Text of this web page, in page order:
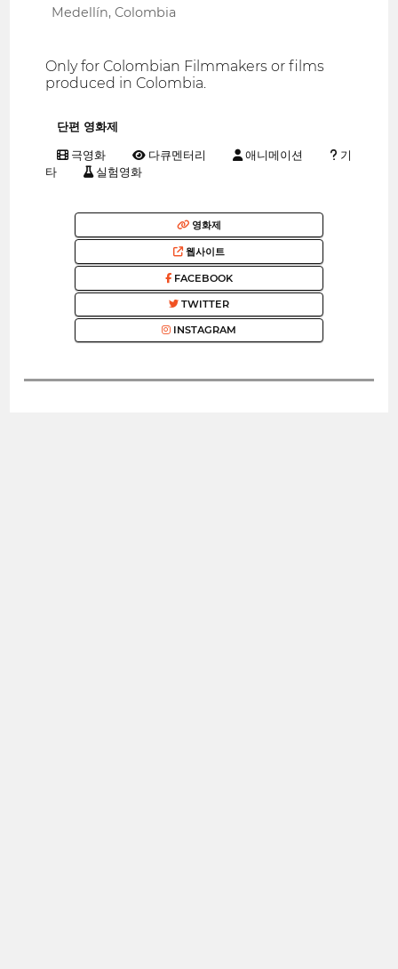
Medellín, Colombia
Only for Colombian Filmmakers or films
produced in Colombia.
단편 영화제
극영화 다큐멘터리 애니메이션
기
타
실험영화
영화제
웹사이트
FACEBOOK
TWITTER
INSTAGRAM